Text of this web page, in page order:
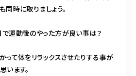
時に取りましょう。
運動後のやった方が良い事は？
って体をリラックスさせたりする事が
います。